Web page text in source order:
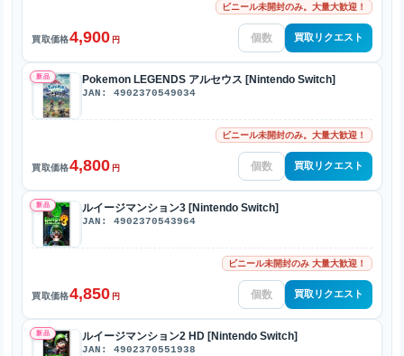
ビニール未開封のみ。大量大歓迎！
買取価格4,900 円 買取リクエスト
新品 Pokemon LEGENDS アルセウス [Nintendo Switch]
JAN: 4902370549034
ビニール未開封のみ。大量大歓迎！
買取価格4,800 円 買取リクエスト
新品 ルイージマンション3 [Nintendo Switch]
JAN: 4902370543964
ビニール未開封のみ 大量大歓迎！
買取価格4,850 円 買取リクエスト
新品 ルイージマンション2 HD [Nintendo Switch]
JAN: 4902370551938